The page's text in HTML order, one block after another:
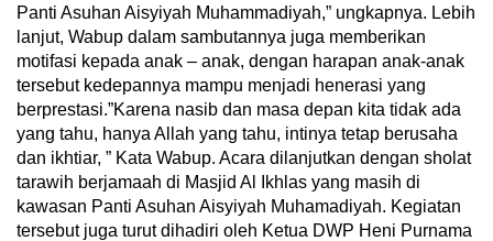
Panti Asuhan Aisyiyah Muhammadiyah,” ungkapnya. Lebih
lanjut, Wabup dalam sambutannya juga memberikan
motifasi kepada anak – anak, dengan harapan anak-anak
tersebut kedepannya mampu menjadi henerasi yang
berprestasi.”Karena nasib dan masa depan kita tidak ada
yang tahu, hanya Allah yang tahu, intinya tetap berusaha
dan ikhtiar, ” Kata Wabup. Acara dilanjutkan dengan sholat
tarawih berjamaah di Masjid Al Ikhlas yang masih di
kawasan Panti Asuhan Aisyiyah Muhamadiyah. Kegiatan
tersebut juga turut dihadiri oleh Ketua DWP Heni Purnama